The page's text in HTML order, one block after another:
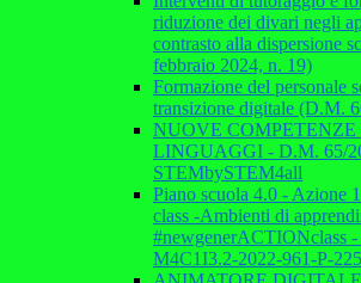
riduzione dei divari negli
contrasto alla dispersione
febbraio 2024, n. 19)
Formazione del personale
transizione digitale (D.M.
NUOVE
LINGUAGGI - D.M. 65/
STEMbySTEM4all
Piano scuola 4.0 - Azione
class -Ambienti di
#newgenerACTIONclass -
M4C1I3.2-2022-961-P-